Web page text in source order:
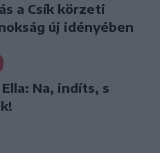
a Csík körzeti
új idényében
Na, indíts, s